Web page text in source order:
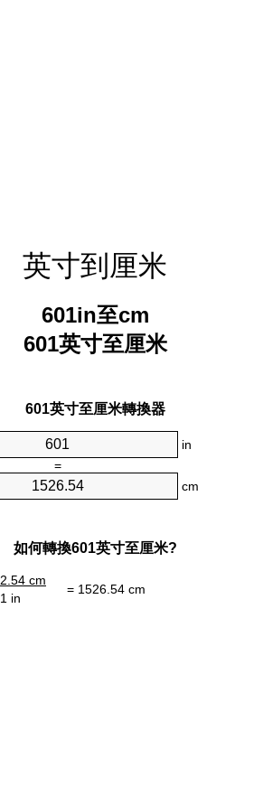
英寸到厘米
601in至cm
601英寸至厘米
601英寸至厘米轉換器
in
=
cm
如何轉換601英寸至厘米?
2.54 cm
= 1526.54 cm
1 in